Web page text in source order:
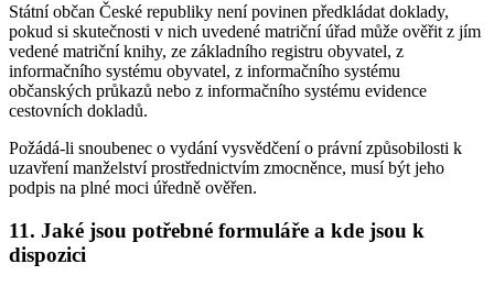
Státní občan České republiky není povinen předkládat doklady,
pokud si skutečnosti v nich uvedené matriční úřad může ověřit z jím
vedené matriční knihy, ze základního registru obyvatel, z
informačního systému obyvatel, z informačního systému
občanských průkazů nebo z informačního systému evidence
cestovních dokladů.
Požádá-li snoubenec o vydání vysvědčení o právní způsobilosti k
uzavření manželství prostřednictvím zmocněnce, musí být jeho
podpis na plné moci úředně ověřen.
11. Jaké jsou potřebné formuláře a kde jsou k
dispozici